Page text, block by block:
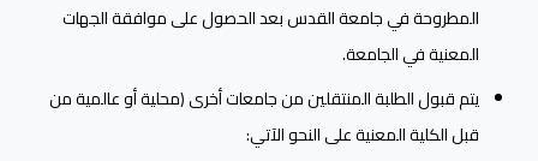
المطروحة في جامعة القدس بعد الحصول على موافقة الجهات
المعنية في الجامعة.
يتم قبول الطلبة المنتقلين من جامعات أخرى (محلية أو عالمية من
قبل الكلية المعنية على النحو الآتي: